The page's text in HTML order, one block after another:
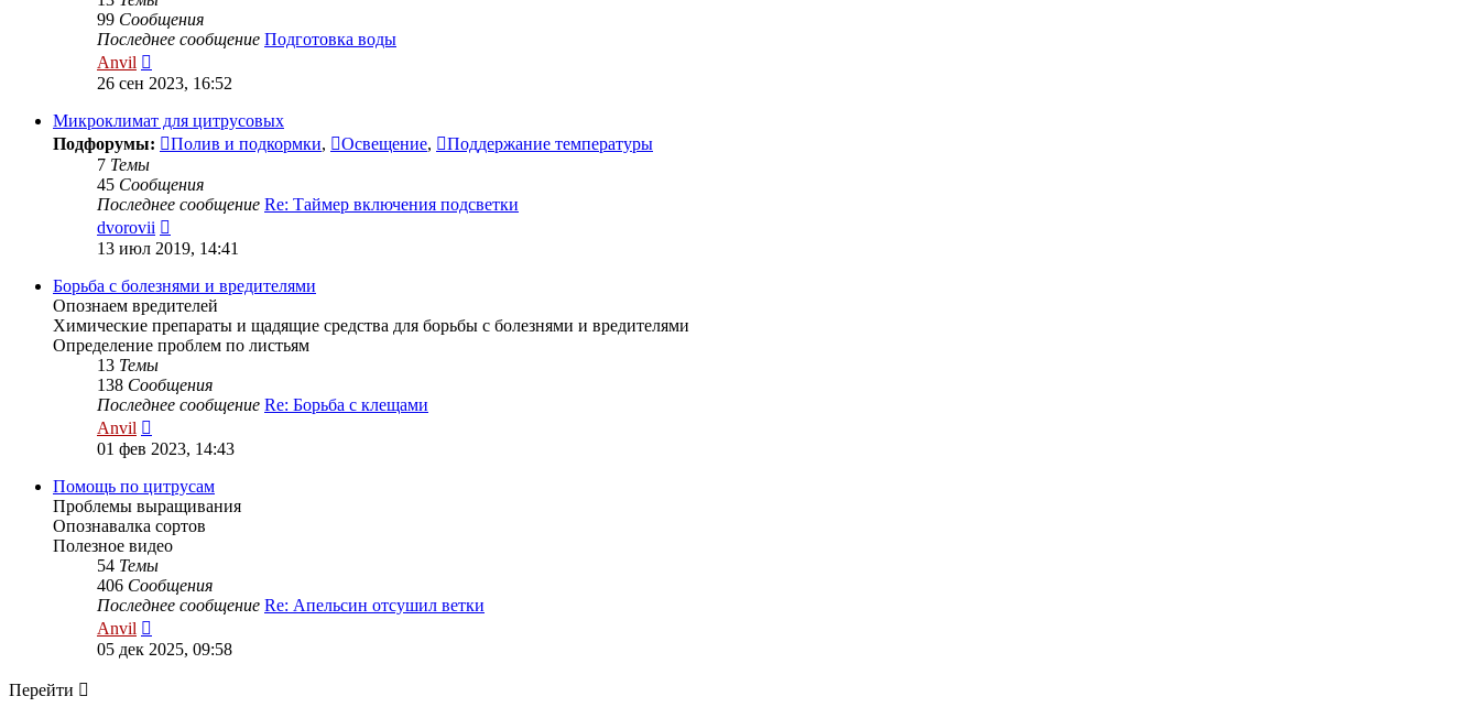
99 Сообщения
Последнее сообщение Подготовка воды
Anvil
к
последнему
сообщению
26 сен 2023, 16:52
Микроклимат для цитрусовых
Подфорумы:
Полив и подкормки, Освещение,
Поддержание температуры
7 Темы
45 Сообщения
Последнее сообщение Re: Таймер включения подсветки
dvorovii
к
последнему
сообщению
13 июл 2019, 14:41
Борьба с болезнями и вредителями
Опознаем вредителей
Химические препараты и щадящие средства для борьбы с болезнями и вредителями
Определение проблем по листьям
13 Темы
138 Сообщения
Последнее сообщение Re: Борьба с клещами
Anvil
к
последнему
сообщению
01 фев 2023, 14:43
Помощь по цитрусам
Проблемы выращивания
Опознавалка сортов
Полезное видео
54 Темы
406 Сообщения
Последнее сообщение Re: Апельсин отсушил ветки
Anvil
к
последнему
05 дек 2025, 09:58
Перейти